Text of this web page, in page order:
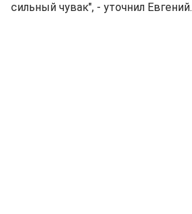
сильный чувак", - уточнил Евгений.